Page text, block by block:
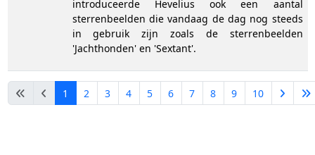
introduceerde Hevelius ook een aantal
sterrenbeelden die vandaag de dag nog steeds
in gebruik zijn zoals de sterrenbeelden
'Jachthonden' en 'Sextant'.
1 2 3 4 5 6 7 8 9 10